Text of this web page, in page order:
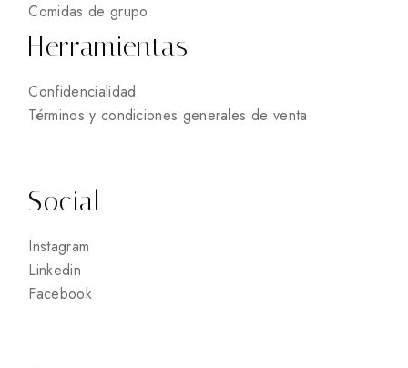
Comidas de grupo
Herramientas
Confidencialidad
Términos y condiciones generales de venta
Social
Instagram
Linkedin
Facebook